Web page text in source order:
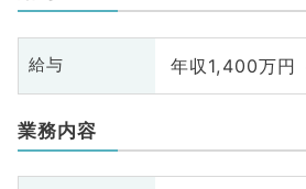
給与 年収1,400万円
業務内容